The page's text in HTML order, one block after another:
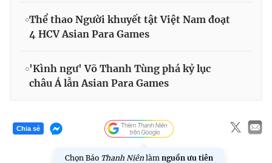
Thể thao Người khuyết tật Việt Nam đoạt
4 HCV Asian Para Games
'Kình ngư' Võ Thanh Tùng phá kỷ lục
châu Á lẫn Asian Para Games
Chia sẻ
Chọn Báo Thanh Niên làm nguồn ưu tiên